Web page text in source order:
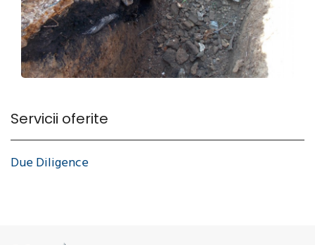
Servicii oferite
Due Diligence